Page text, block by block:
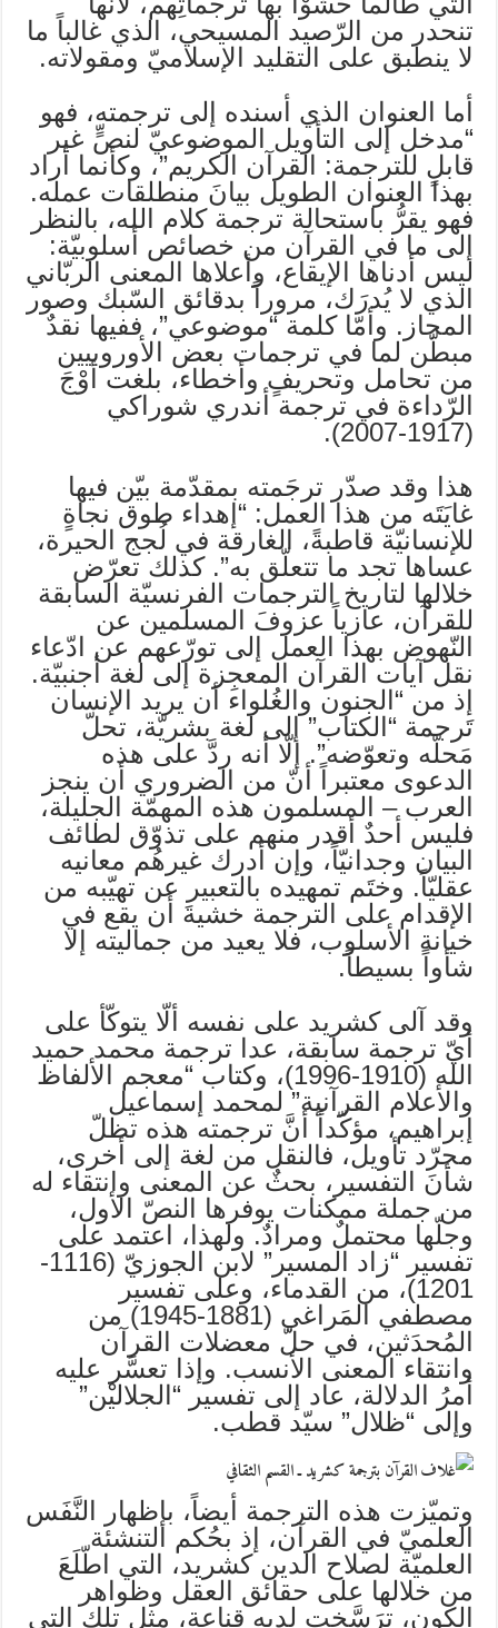
تنحدر من الرّصيد المسيحي، الذي غالباً ما
لا ينطبق على التقليد الإسلاميّ ومقولاته.
أما العنوان الذي أسنده إلى ترجمته، فهو
“مدخل إلى التأويل الموضوعيّ لنصٍّ غير
قابلٍ للترجمة: القرآن الكريم”، وكأنما أراد
بهذا العنوان الطويل بيانَ منطلقات عمله.
فهو يقرُّ باستحالة ترجمة كلام الله، بالنظر
إلى ما في القرآن من خصائص أسلوبيّة:
ليس أدناها الإيقاع، وأعلاها المعنى الربّاني
الذي لا يُدرَك، مروراً بدقائق السّبك وصور
المجاز. وأمّا كلمة “موضوعي”، ففيها نقدٌ
مبطّن لما في ترجمات بعض الأوروبيين
من تحامل وتحريفٍ وأخطاء، بلغت أوْجَ
الرّداءة في ترجمة أندري شوراكي
(1917-2007).
هذا وقد صدّر ترجَمته بمقدّمة بيّن فيها
غايَتَه من هذا العمل: “إهداء طوق نجاةٍ
للإنسانيّة قاطبةً، الغارقة في لُجج الحيرة،
عساها تجد ما تتعلّق به”. كذلك تعرّض
خلالها لتاريخ الترجمات الفرنسيّة السابقة
للقرآن، عازياً عزوفَ المسلمين عن
النّهوض بهذا العمل إلى تورّعهم عن ادّعاء
نقل آيات القرآن المعجِزة إلى لغة أجنبيّة.
إذ من “الجنون والغُلواء أن يريد الإنسان
تَرجمة “الكتاب” إلى لغة بشريّة، تحلّ
مَحلّه وتعوّضه”. إلّا أنه ردَّ على هذه
الدعوى معتبراً أنّ من الضروري أن ينجز
العرب – المسلمون هذه المهمّة الجليلة،
فليس أحدٌ أقدر منهم على تذوّق لطائف
البيان وجدانيّاً، وإن أدرك غيرهُم معانيه
عقليّاً. وختَم تمهيده بالتعبير عن تهيّبه من
الإقدام على الترجمة خشيةَ أن يقع في
خيانة الأسلوب، فلا يعيد من جماليته إلا
شأواً بسيطاً.
وقد آلى كشريد على نفسه ألّا يتوكّأ على
أيّ ترجمة سابقة، عدا ترجمة محمد حميد
الله (1910-1996)، وكتاب “معجم الألفاظ
والأعلام القرآنية” لمحمد إسماعيل
إبراهيم، مؤكّداً أنَّ ترجمته هذه تظلّ
مجرّد تأويل، فالنقل من لغة إلى أخرى،
شأنَ التفسير، بحثٌ عن المعنى وانتقاء له
من جملة ممكنات يوفرها النصّ الأول،
وجلّها محتملٌ ومرادٌ. ولهذا، اعتمد على
تفسير “زاد المسير” لابن الجوزيّ (1116-
1201)، من القدماء، وعلى تفسير
مصطفي المَراغي (1881-1945) من
المُحدَثين، في حلّ معضلات القرآن
وانتقاء المعنى الأنسب. وإذا تعسَّر عليه
أمرُ الدلالة، عاد إلى تفسير “الجلاليْن”
وإلى “ظلال” سيّد قطب.
وتميّزت هذه الترجمة أيضاً، بإظهار النَّفَس
العلميّ في القرآن، إذ بحُكم التنشئة
العلميّة لصلاح الدين كشريد، التي اطّلَعَ
من خلالها على حقائق العقل وظواهر
الكون، ترَسَّخت لديه قناعة، مثل تلك التي